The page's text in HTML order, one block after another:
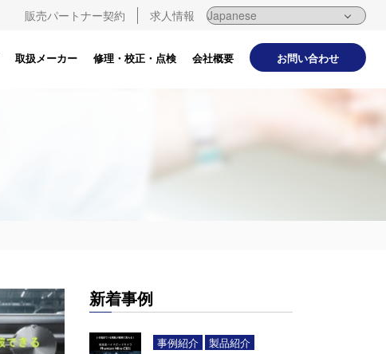
販売パートナー契約 求人情報
取扱メーカー 修理・校正・点検 会社概要 お問い合わせ
新着事例
事例紹介 製品紹介